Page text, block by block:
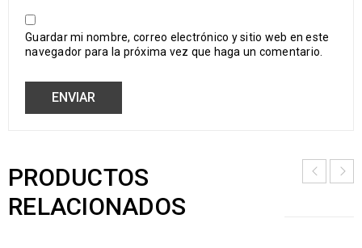
Guardar mi nombre, correo electrónico y sitio web en este
navegador para la próxima vez que haga un comentario.
PRODUCTOS
RELACIONADOS